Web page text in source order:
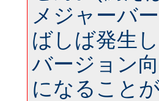
メジャーバ
ばしば発生
バージョン
になること